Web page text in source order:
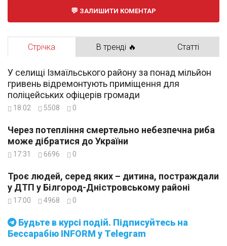
ЗАЛИШИТИ КОМЕНТАР
Стрічка В тренді 🔥 Статті
Будьте в курсі подій. Підписуйтесь на
Бессарабію INFORM у Telegram
У селищі Ізмаїльського району за понад мільйон
гривень відремонтують приміщення для
поліцейських офіцерів громади
18:02 5508 0
Через потепління смертельно небезпечна риба
може дібратися до України
17:31 6696 0
Троє людей, серед яких – дитина, постраждали
у ДТП у Білгород-Дністровському районі
17:00 4968 0